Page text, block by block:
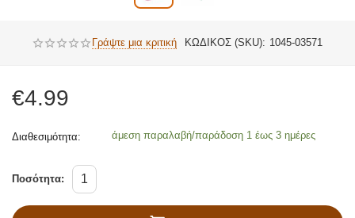
Γράψτε μια κριτική ΚΩΔΙΚΟΣ (SKU): 1045-03571
€4.99
Διαθεσιμότητα: άμεση παραλαβή/παράδοση 1 έως 3 ημέρες
Ποσότητα: